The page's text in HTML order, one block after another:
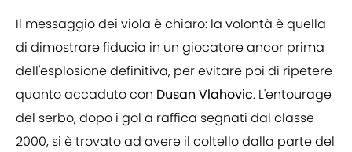
Il messaggio dei viola è chiaro: la volontà è quella
di dimostrare fiducia in un giocatore ancor prima
dell'esplosione definitiva, per evitare poi di ripetere
quanto accaduto con Dusan Vlahovic. L'entourage
del serbo, dopo i gol a raffica segnati dal classe
2000, si è trovato ad avere il coltello dalla parte del